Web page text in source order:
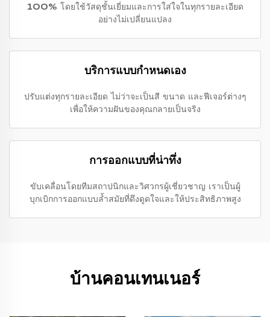
100% โดยใช้วัสดุชั้นเยี่ยมและการใส่ใจในทุกรายละเอียด
อย่างไม่เปลี่ยนแปลง
บริการแบบกำหนดเอง
ปรับแต่งทุกรายละเอียด ไม่ว่าจะเป็นสี ขนาด และฟีเจอร์ต่างๆ
เพื่อให้ความฝันของคุณกลายเป็นจริง
การออกแบบที่น่าทึ่ง
ขับเคลื่อนโดยทีมสถาปนิกและวิศวกรผู้เชี่ยวชาญ เราเป็นผู้
บุกเบิกการออกแบบล้ำสมัยที่ดึงดูดใจและให้ประสิทธิภาพสูง
บ้านคอนเทนเนอร์